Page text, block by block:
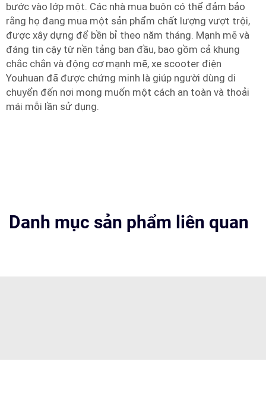
bước vào lớp một. Các nhà mua buôn có thể đảm bảo
rằng họ đang mua một sản phẩm chất lượng vượt trội,
được xây dựng để bền bỉ theo năm tháng. Mạnh mẽ và
đáng tin cậy từ nền tảng ban đầu, bao gồm cả khung
chắc chắn và động cơ mạnh mẽ, xe scooter điện
Youhuan đã được chứng minh là giúp người dùng di
chuyển đến nơi mong muốn một cách an toàn và thoải
mái mỗi lần sử dụng.
Danh mục sản phẩm liên quan